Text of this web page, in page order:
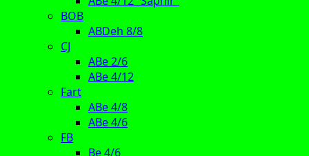
BOB
ABDeh 8/8
CJ
ABe 2/6
ABe 4/12
Fart
ABe 4/8
ABe 4/6
FB
Be 4/6